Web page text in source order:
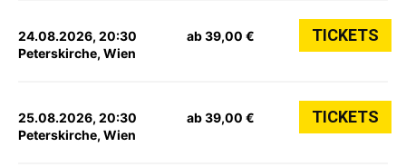
24.08.2026, 20:30
Peterskirche, Wien
ab 39,00 € TICKETS
25.08.2026, 20:30
Peterskirche, Wien
ab 39,00 € TICKETS